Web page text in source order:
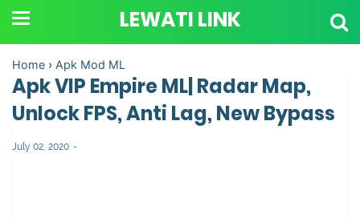
LEWATI LINK
Home › Apk Mod ML
Apk VIP Empire ML| Radar Map,
Unlock FPS, Anti Lag, New Bypass
July 02, 2020